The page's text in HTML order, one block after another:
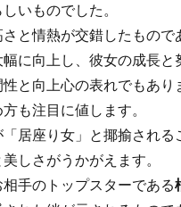
いものでした。
と情熱が交錯したもので
に向上し、彼女の成長と
と向上心の表れでもあり
も注目に値します。
居座り女」と揶揄される
しさがうかがえます。
手のトップスターである